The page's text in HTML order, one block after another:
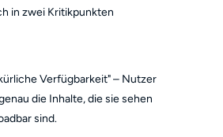
in zwei Kritikpunkten
Verfügbarkeit" – Nutzer
die Inhalte, die sie sehen
sind.